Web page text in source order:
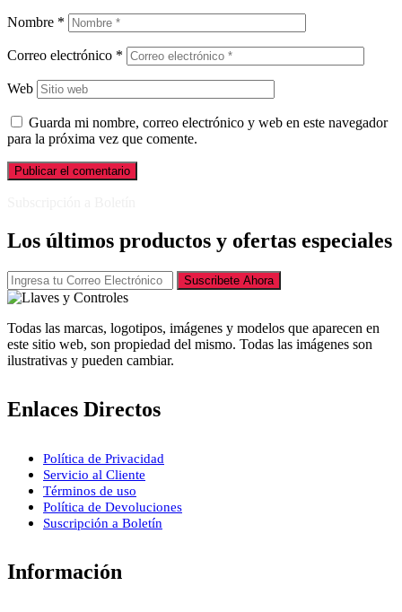
Nombre *
Correo electrónico *
Web
Guarda mi nombre, correo electrónico y web en este navegador
para la próxima vez que comente.
Los últimos productos y ofertas especiales
Suscribete Ahora
Todas las marcas, logotipos, imágenes y modelos que aparecen en
este sitio web, son propiedad del mismo. Todas las imágenes son
ilustrativas y pueden cambiar.
Enlaces Directos
Política de Privacidad
Servicio al Cliente
Términos de uso
Política de Devoluciones
Suscripción a Boletín
Información